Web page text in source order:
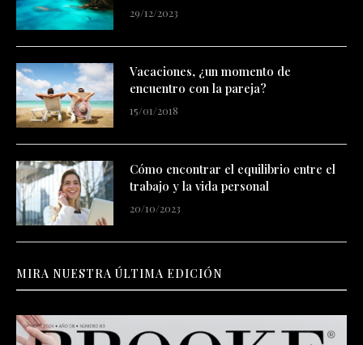
29/12/2023
Vacaciones, ¿un momento de
encuentro con la pareja?
15/01/2018
Cómo encontrar el equilibrio entre el
trabajo y la vida personal
20/10/2023
MIRA NUESTRA ÚLTIMA EDICIÓN